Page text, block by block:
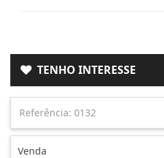
TENHO INTERESSE
Venda